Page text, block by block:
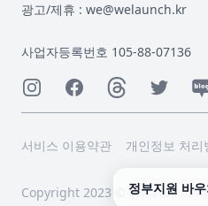
광고/제휴 : we@welaunch.kr
사업자등록번호 105-88-07136
InstagramFacebookThreadsTwitter
서비스 이용약관 개인정보 처리
Copyright 2023 © Welaunch.
정부지원 바